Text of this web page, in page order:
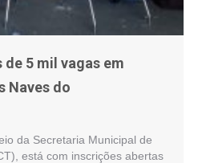
5 mil vagas em
Naves do
da Secretaria Municipal de
está com inscrições abertas